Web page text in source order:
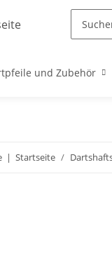
und Zubehör
Startseite